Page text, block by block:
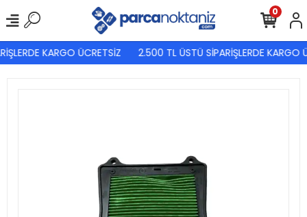
KARGO ÜCRETSİZ 2.500 TL ÜSTÜ SİPARİŞLERDE KARGO
0